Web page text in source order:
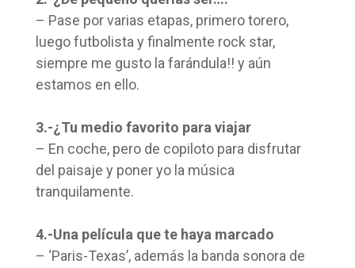
– Pase por varias etapas, primero torero,
luego futbolista y finalmente rock star,
siempre me gusto la farándula!! y aún
estamos en ello.
3.-¿Tu medio favorito para viajar
– En coche, pero de copiloto para disfrutar
del paisaje y poner yo la música
tranquilamente.
4.-Una película que te haya marcado
– ‘Paris-Texas’, además la banda sonora de